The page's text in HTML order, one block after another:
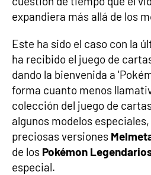
expandiera más allá de los
Este ha sido el caso con la
ha recibido el juego de
dando la bienvenida a
forma cuanto menos
colección del juego de
algunos modelos
preciosas versiones
de los Pokémon
especial.